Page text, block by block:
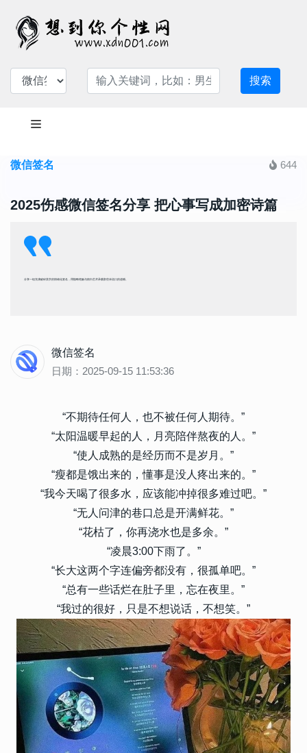
搜索
微信签名 644
2025伤感微信签名分享 把心事写成加密诗篇
分享一组充满破碎美学的情绪化签名，用隐晦笔触与留白艺术承载那些未说口的遗憾。
微信签名
日期：2025-09-15 11:53:36
“不期待任何人，也不被任何人期待。”
“太阳温暖早起的人，月亮陪伴熬夜的人。”
“使人成熟的是经历而不是岁月。”
“瘦都是饿出来的，懂事是没人疼出来的。”
“我今天喝了很多水，应该能冲掉很多难过吧。”
“无人问津的巷口总是开满鲜花。”
“花枯了，你再浇水也是多余。”
“凌晨3:00下雨了。”
“长大这两个字连偏旁都没有，很孤单吧。”
“总有一些话烂在肚子里，忘在夜里。”
“我过的很好，只是不想说话，不想笑。”